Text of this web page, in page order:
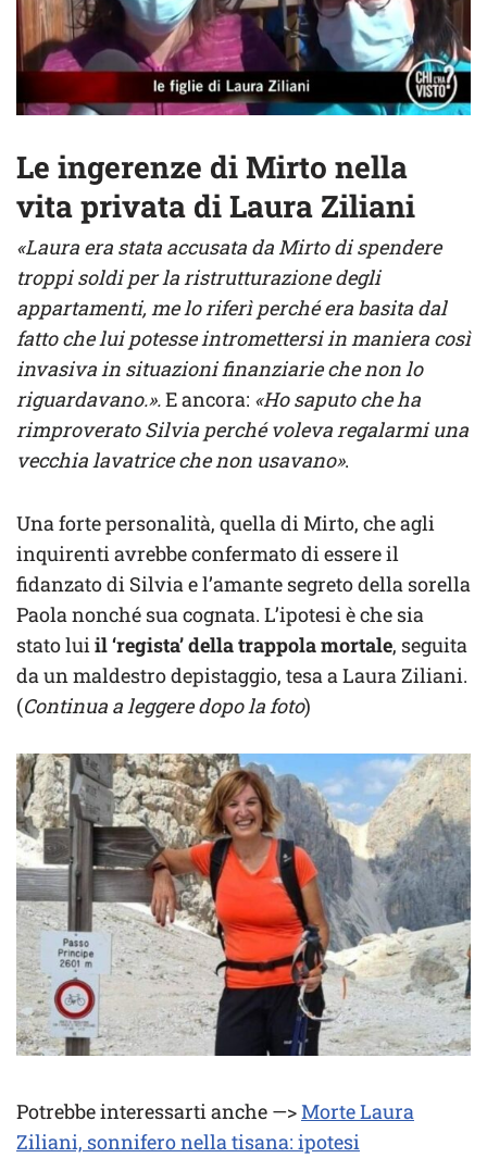
Le ingerenze di Mirto nella
vita privata di Laura Ziliani
«Laura era stata accusata da Mirto di spendere
troppi soldi per la ristrutturazione degli
appartamenti, me lo riferì perché era basita dal
fatto che lui potesse intromettersi in maniera così
invasiva in situazioni finanziarie che non lo
riguardavano.».E ancora: «Ho saputo che ha
rimproverato Silvia perché voleva regalarmi una
vecchia lavatrice che non usavano».
Una forte personalità, quella di Mirto, che agli
inquirenti avrebbe confermato di essere il
fidanzato di Silvia e l’amante segreto della sorella
Paola nonché sua cognata. L’ipotesi è che sia
stato lui il ‘regista’ della trappola mortale, seguita
da un maldestro depistaggio, tesa a Laura Ziliani.
(Continua a leggere dopo la foto)
Potrebbe interessarti anche —>Morte Laura
Ziliani, sonnifero nella tisana: ipotesi